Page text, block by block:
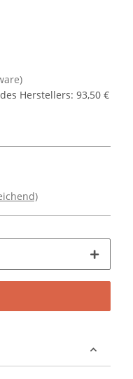
Herstellers: 93,50 €